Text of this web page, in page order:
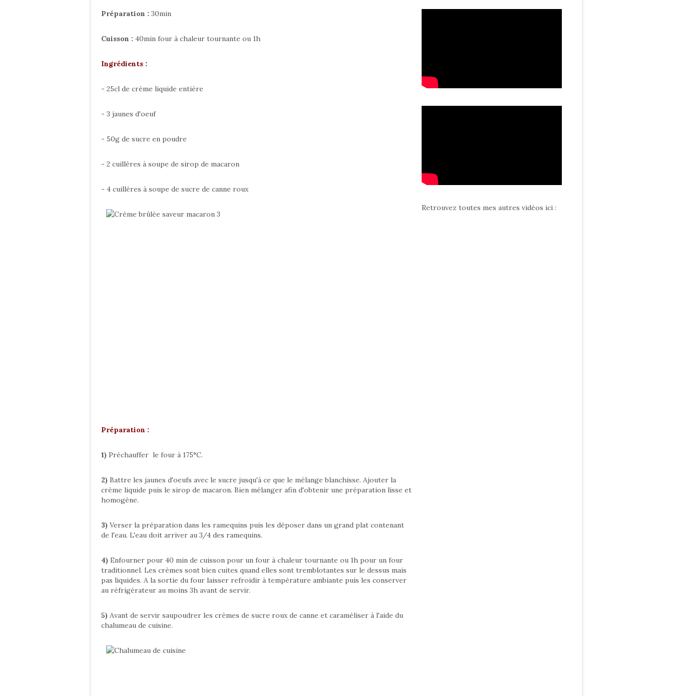
Préparation : 30min
Cuisson : 40min four à chaleur tournante ou 1h
Ingrédients :
- 25cl de crème liquide entière
- 3 jaunes d'oeuf
- 50g de sucre en poudre
- 2 cuillères à soupe de sirop de macaron
- 4 cuillères à soupe de sucre de canne roux
Préparation :
1) Préchauffer le four à 175°C.
2) Battre les jaunes d'oeufs avec le sucre jusqu'à ce que le mélange blanchisse. Ajouter la
crème liquide puis le sirop de macaron. Bien mélanger afin d'obtenir une préparation lisse et
homogène.
3) Verser la préparation dans les ramequins puis les déposer dans un grand plat contenant
de l'eau. L'eau doit arriver au 3/4 des ramequins.
4) Enfourner pour 40 min de cuisson pour un four à chaleur tournante ou 1h pour un four
traditionnel. Les crèmes sont bien cuites quand elles sont tremblotantes sur le dessus mais
pas liquides. A la sortie du four laisser refroidir à température ambiante puis les conserver
au réfrigérateur au moins 3h avant de servir.
5) Avant de servir saupoudrer les crèmes de sucre roux de canne et caraméliser à l'aide du
chalumeau de cuisine.
Retrouvez toutes mes autres vidéos ici :